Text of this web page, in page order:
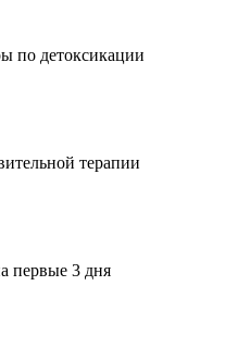
по детоксикации
терапии
первые 3 дня